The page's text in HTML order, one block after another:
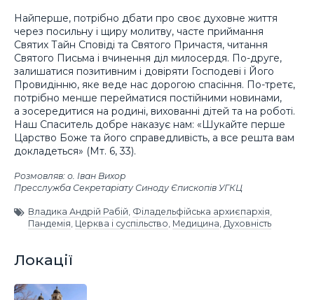
Найперше, потрібно дбати про своє духовне життя
через посильну і щиру молитву, часте приймання
Святих Тайн Сповіді та Святого Причастя, читання
Святого Письма і вчинення діл милосердя. По-друге,
залишатися позитивним і довіряти Господеві і Його
Провидінню, яке веде нас дорогою спасіння. По-третє,
потрібно менше перейматися постійними новинами,
а зосередитися на родині, вихованні дітей та на роботі.
Наш Спаситель добре наказує нам: «Шукайте перше
Царство Боже та його справедливість, а все решта вам
докладеться» (Мт. 6, 33).
Розмовляв: о. Іван Вихор
Пресслужба Секретаріату Синоду Єпископів УГКЦ
Владика Андрій Рабій, Філадельфійська архиєпархія,
Пандемія, Церква і суспільство, Медицина, Духовність
Локації